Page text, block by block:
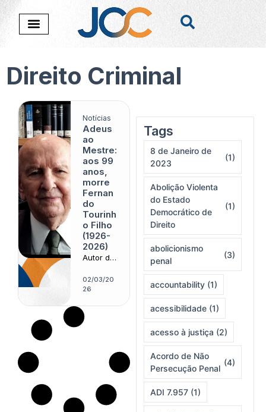
Direito Criminal
Nada foi encontado
Notícias
Adeus
ao
Mestre:
aos 99
anos,
morre
Fernan
do
Tourinh
o Filho
(1926-
2026)
Autor do
Manual
de
o Penal,
Tourinho
tribunais
de aula
extensõe
02/03/20
26
Tags
8 de Janeiro de
2023
(1)
Abolição Violenta
do Estado
Democrático de
Direito
(1)
abolicionismo
penal
(3)
accountability (1)
acessibilidade (1)
acesso à justiça (2)
Acordo de Não
Persecução Penal
(4)
ADI 7.957 (1)